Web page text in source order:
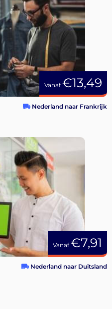
Vanaf€13,49
Nederland naar Frankrijk
Vanaf€7,91
Nederland naar Duitsland